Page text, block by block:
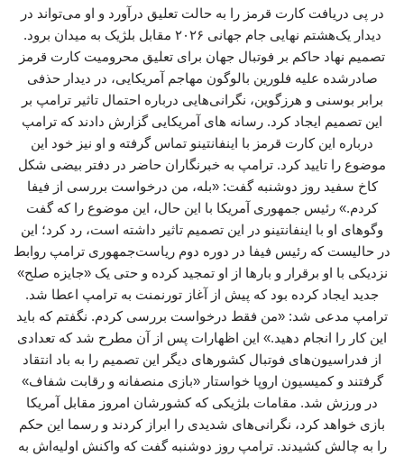
در پی دریافت کارت قرمز را به حالت تعلیق درآورد و او می‌تواند در
دیدار یک‌هشتم نهایی جام جهانی ۲۰۲۶ مقابل بلژیک به میدان برود.
تصمیم نهاد حاکم بر فوتبال جهان برای تعلیق محرومیت کارت قرمز
صادرشده علیه فلورین بالوگون مهاجم آمریکایی، در دیدار حذفی
برابر بوسنی و هرزگوین، نگرانی‌هایی درباره احتمال تاثیر ترامپ بر
این تصمیم ایجاد کرد. رسانه های آمریکایی گزارش دادند که ترامپ
درباره این کارت قرمز با اینفانتینو تماس گرفته و او نیز خود این
موضوع را تایید کرد. ترامپ به خبرنگاران حاضر در دفتر بیضی شکل
کاخ سفید روز دوشنبه گفت: «بله، من درخواست بررسی از فیفا
کردم.» رئیس جمهوری آمریکا با این حال، این موضوع را که گفت‌
وگوهای او با اینفانتینو در این تصمیم تاثیر داشته است، رد کرد؛ این
در حالیست که رئیس فیفا در دوره دوم ریاست‌جمهوری ترامپ روابط
نزدیکی با او برقرار و بارها از او تمجید کرده و حتی یک «جایزه صلح»
جدید ایجاد کرده بود که پیش از آغاز تورنمنت به ترامپ اعطا شد.
ترامپ مدعی شد: «من فقط درخواست بررسی کردم. نگفتم که باید
این کار را انجام دهید.» این اظهارات پس از آن مطرح شد که تعدادی
از فدراسیون‌های فوتبال کشورهای دیگر این تصمیم را به باد انتقاد
گرفتند و کمیسیون اروپا خواستار «بازی منصفانه و رقابت شفاف»
در ورزش شد. مقامات بلژیکی که کشورشان امروز مقابل آمریکا
بازی خواهد کرد، نگرانی‌های شدیدی را ابراز کردند و رسما این حکم
را به چالش کشیدند. ترامپ روز دوشنبه گفت که واکنش اولیه‌اش به